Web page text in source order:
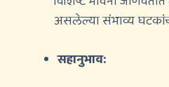
असलेल्या संभाव्य
सहानुभाव: